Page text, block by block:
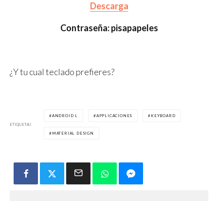
Descarga
Contraseña: pisapapeles
¿Y tu cual teclado prefieres?
ETIQUETAS
ANDROID L APPLICACIONES KEYBOARD
MATERIAL DESIGN